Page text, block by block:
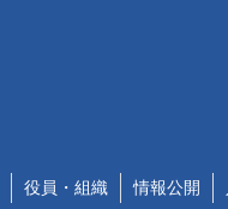
役員・組織 情報公開